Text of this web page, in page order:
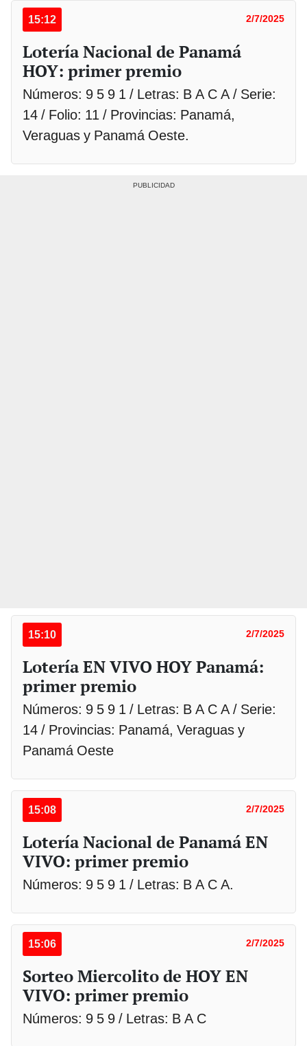
15:12 2/7/2025
Lotería Nacional de Panamá
HOY: primer premio
Números: 9 5 9 1 / Letras: B A C A / Serie:
14 / Folio: 11 / Provincias: Panamá,
Veraguas y Panamá Oeste.
15:10 2/7/2025
Lotería EN VIVO HOY Panamá:
primer premio
Números: 9 5 9 1 / Letras: B A C A / Serie:
14 / Provincias: Panamá, Veraguas y
Panamá Oeste
15:08 2/7/2025
Lotería Nacional de Panamá EN
VIVO: primer premio
Números: 9 5 9 1 / Letras: B A C A.
15:06 2/7/2025
Sorteo Miercolito de HOY EN
VIVO: primer premio
Números: 9 5 9 / Letras: B A C